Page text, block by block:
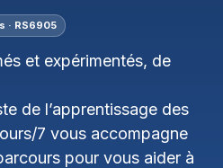
· RS6905
et expérimentés, de
de l’apprentissage des
7 vous accompagne
pour vous aider à